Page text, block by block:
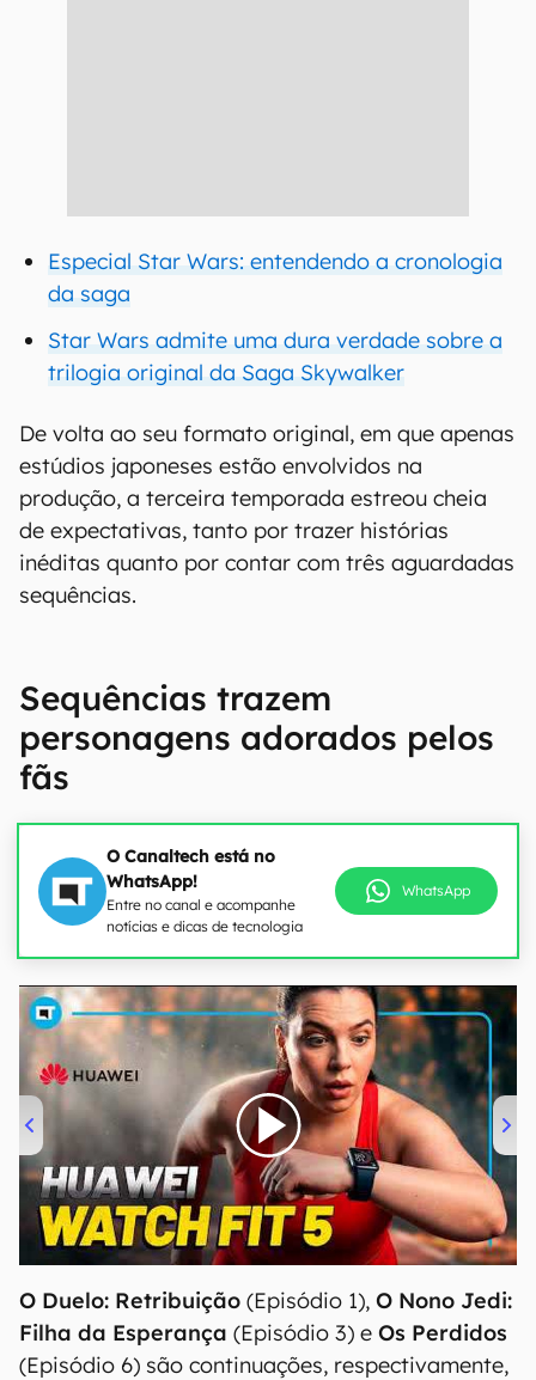
Especial Star Wars: entendendo a cronologia
da saga
Star Wars admite uma dura verdade sobre a
trilogia original da Saga Skywalker
De volta ao seu formato original, em que apenas
estúdios japoneses estão envolvidos na
produção, a terceira temporada estreou cheia
de expectativas, tanto por trazer histórias
inéditas quanto por contar com três aguardadas
sequências.
Sequências trazem
personagens adorados pelos
fãs
O Canaltech está no
WhatsApp!
Entre no canal e acompanhe
notícias e dicas de tecnologia
WhatsApp
00:00/04:51
O Duelo: Retribuição (Episódio 1), O Nono Jedi:
Filha da Esperança (Episódio 3) e Os Perdidos
(Episódio 6) são continuações, respectivamente,